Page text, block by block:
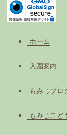
ホーム
入園案内
もみじブロ
もみじこど